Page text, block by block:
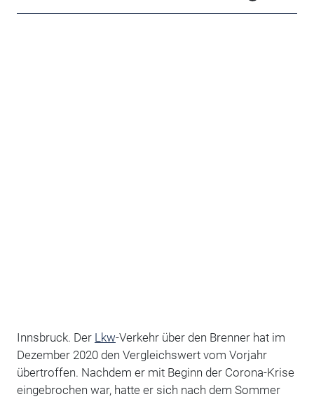
Innsbruck. Der Lkw-Verkehr über den Brenner hat im
Dezember 2020 den Vergleichswert vom Vorjahr
übertroffen. Nachdem er mit Beginn der Corona-Krise
eingebrochen war, hatte er sich nach dem Sommer